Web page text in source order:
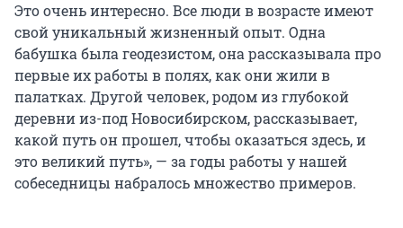
Это очень интересно. Все люди в возрасте имеют
свой уникальный жизненный опыт. Одна
бабушка была геодезистом, она рассказывала про
первые их работы в полях, как они жили в
палатках. Другой человек, родом из глубокой
деревни из-под Новосибирском, рассказывает,
какой путь он прошел, чтобы оказаться здесь, и
это великий путь», — за годы работы у нашей
собеседницы набралось множество примеров.